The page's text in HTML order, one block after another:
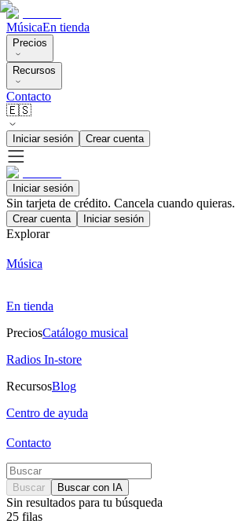
MúsicaEn tienda
Precios
Recursos
Contacto
🇪🇸
Iniciar sesión Crear cuenta
Iniciar sesión
Sin tarjeta de crédito. Cancela cuando quieras.
Crear cuenta Iniciar sesión
Explorar
Música
En tienda
PreciosCatálogo musical
Radios In-store
RecursosBlog
Centro de ayuda
Contacto
Buscar Buscar con IA
Sin resultados para tu búsqueda
25 filas